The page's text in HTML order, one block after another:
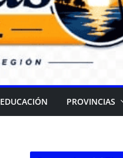
EDUCACIÓN PROVINCIAS